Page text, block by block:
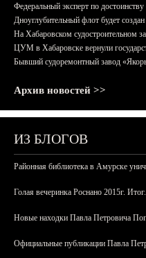
Федеральный эксперт по
Дноуглубительный флот будет
На Хабаровском судостроительном
ЦУМ в Хабаровске вернули
Бывший судоремонтный завод
Архив новостей >>
ИЗ БЛОГОВ
Районная библиотека в Амурске
Голая вечеринка Роснано 2015г. Итог.
Новые находки Павла Петровича
Официальные публикации Павла